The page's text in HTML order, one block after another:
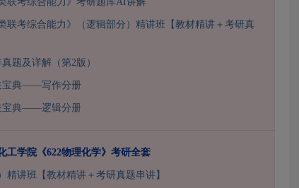
联考综合能力》（逻辑部分）精讲班【教材精讲＋考研真
题及详解（第2版）
宝典——写作分册
宝典——逻辑分册
工学院《622物理化学》考研全套
精讲班【教材精讲＋考研真题串讲】